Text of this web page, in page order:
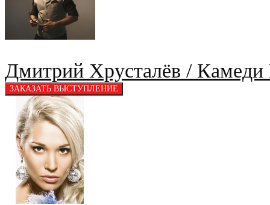
Дмитрий Хрусталёв / Камеди